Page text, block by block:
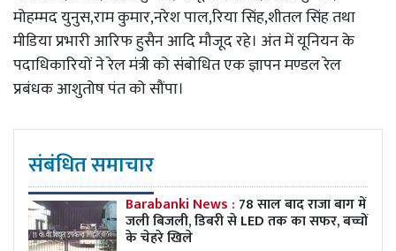
मोहम्मद युनुस,राम कुमार,नरेश पाल,रिया सिंह,शीतल सिंह तथा
मीडिया प्रभारी आरिफ हुसैन आदि मौजूद रहे। अंत में यूनियन के
पदाधिकारियों ने रेल मंत्री को संबोधित एक ज्ञापन मण्डल रेल
प्रबंधक आशुतोष पंत को सौंपा।
संबंधित समाचार
Barabanki News : 78 साल बाद राजा बाग में
जली बिजली, डिबरी से LED तक का सफर, बच्चों
के चेहरे खिले